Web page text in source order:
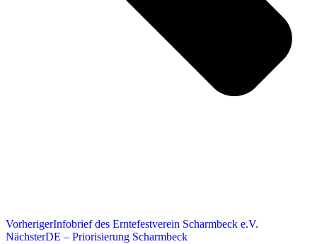
VorherigerInfobrief des Erntefestverein Scharmbeck e.V.
NächsterDE – Priorisierung Scharmbeck